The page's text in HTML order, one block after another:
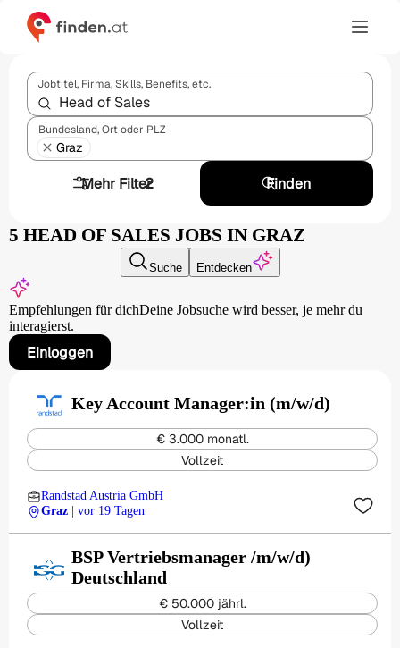
Jobtitel, Firma, Skills, Benefits, etc.
Bundesland, Ort oder PLZ
Graz
Mehr Filter
2 Finden
5 HEAD OF SALES JOBS IN GRAZ
Suche Entdecken
Empfehlungen für dichDeine Jobsuche wird besser, je mehr du
interagierst.
Einloggen
Key Account Manager:in (m/w/d)
€ 3.000 monatl.
Vollzeit
Randstad Austria GmbH
Graz
| vor 19 Tagen
BSP Vertriebsmanager /m/w/d)
Deutschland
€ 50.000 jährl.
Vollzeit